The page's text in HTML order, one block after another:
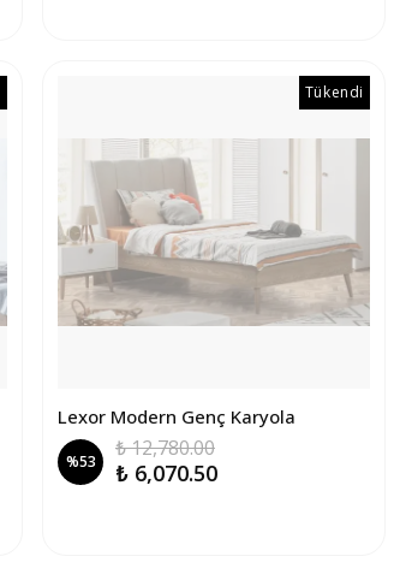
Tükendi
Lexor Modern Genç Karyola
%53
₺ 12,780.00
₺ 6,070.50